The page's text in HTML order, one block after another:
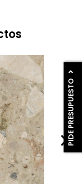
PIDE PRESUPUESTO